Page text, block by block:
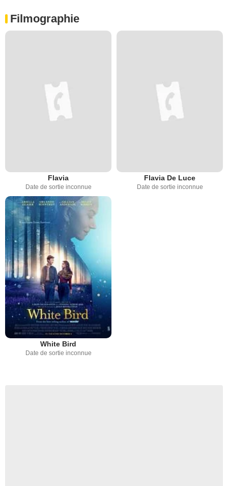
Filmographie
Flavia
Date de sortie inconnue
Flavia De Luce
Date de sortie inconnue
White Bird
Date de sortie inconnue